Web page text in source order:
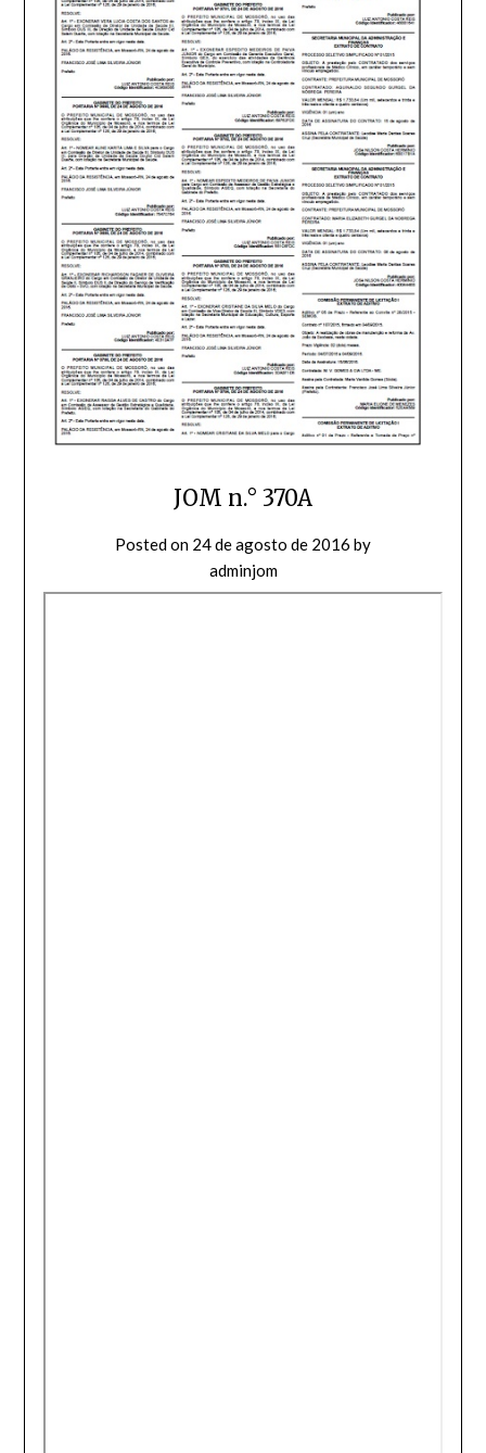
JOM n.° 370A
Posted on 24 de agosto de 2016 by
adminjom